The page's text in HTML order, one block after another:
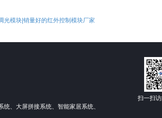
光模块|销量好的红外控制模块厂家
、大屏拼接系统、智能家居系统、
扫一扫